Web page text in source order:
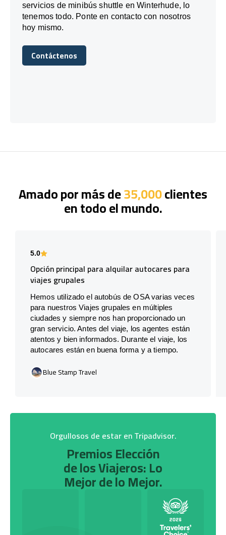
servicios de minibús shuttle en Winterhude, lo
tenemos todo. Ponte en contacto con nosotros
hoy mismo.
Contáctenos
Contáctenos
Amado por más de35,000clientes
en todo el mundo.
5.0
Opción principal para alquilar autocares para
viajes grupales
Hemos utilizado el autobús de OSA varias veces
para nuestros Viajes grupales en múltiples
ciudades y siempre nos han proporcionado un
gran servicio. Antes del viaje, los agentes están
atentos y bien informados. Durante el viaje, los
autocares están en buena forma y a tiempo.
Blue Stamp Travel
Orgullosos de estar en Tripadvisor.
Premios Elección
de los Viajeros: Lo
Mejor de lo Mejor.